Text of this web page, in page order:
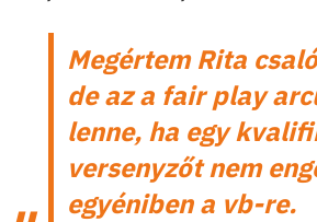
Megértem Rita
de az a fair play
lenne, ha egy
versenyzőt nem
egyéniben a vb-re.